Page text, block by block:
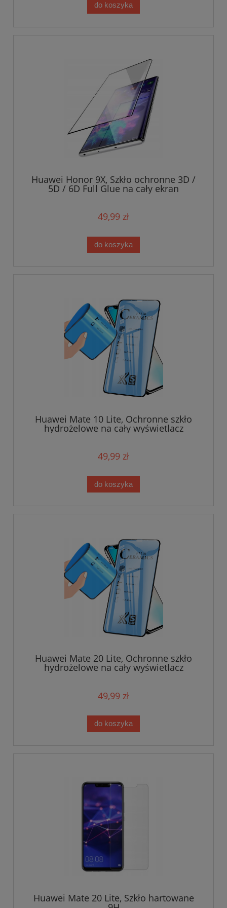
do koszyka
Huawei Honor 9X, Szkło ochronne 3D /
5D / 6D Full Glue na cały ekran
49,99 zł
do koszyka
Huawei Mate 10 Lite, Ochronne szkło
hydrożelowe na cały wyświetlacz
49,99 zł
do koszyka
Huawei Mate 20 Lite, Ochronne szkło
hydrożelowe na cały wyświetlacz
49,99 zł
do koszyka
Huawei Mate 20 Lite, Szkło hartowane